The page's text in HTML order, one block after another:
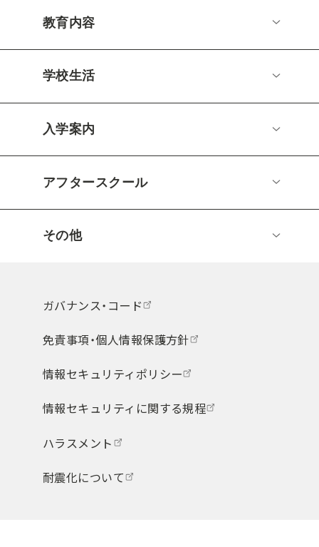
教育内容
学校生活
入学案内
アフタースクール
その他
ガバナンス・コード
免責事項・個人情報保護方針
情報セキュリティポリシー
情報セキュリティに関する規程
ハラスメント
耐震化について